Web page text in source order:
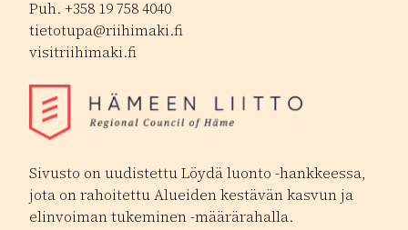
Puh. +358 19 758 4040
tietotupa@riihimaki.fi
visitriihimaki.fi
Sivusto on uudistettu Löydä luonto -hankkeessa,
jota on rahoitettu Alueiden kestävän kasvun ja
elinvoiman tukeminen -määrärahalla.